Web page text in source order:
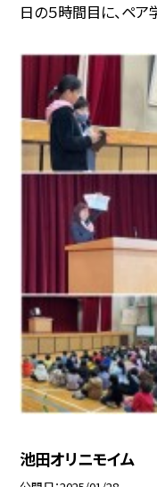
日の５時間目に、ペア
池田オリニモイム